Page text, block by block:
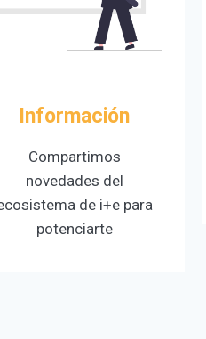
Información
Compartimos
novedades del
de i+e para
potenciarte